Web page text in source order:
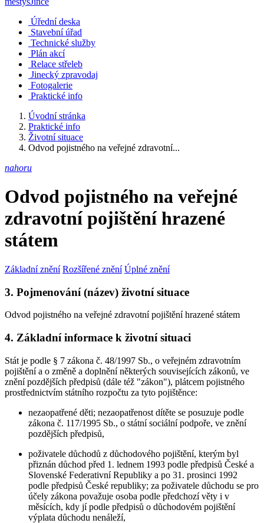
Úřední deska
Stavební úřad
Technické služby
Plán akcí
Relace střeleb
Jinecký zpravodaj
Fotogalerie
Praktické info
Úvodní stránka
Praktické info
Životní situace
Odvod pojistného na veřejné zdravotní...
nahoru
Odvod pojistného na veřejné
zdravotní pojištění hrazené
státem
Základní znění Rozšířené znění Úplné znění
3. Pojmenování (název) životní situace
Odvod pojistného na veřejné zdravotní pojištění hrazené státem
4. Základní informace k životní situaci
Stát je podle § 7 zákona č. 48/1997 Sb., o veřejném zdravotním
pojištění a o změně a doplnění některých souvisejících zákonů, ve
znění pozdějších předpisů (dále též "zákon"), plátcem pojistného
prostřednictvím státního rozpočtu za tyto pojištěnce:
nezaopatřené děti; nezaopatřenost dítěte se posuzuje podle
zákona č. 117/1995 Sb., o státní sociální podpoře, ve znění
pozdějších předpisů,
poživatele důchodů z důchodového pojištění, kterým byl
přiznán důchod před 1. lednem 1993 podle předpisů České a
Slovenské Federativní Republiky a po 31. prosinci 1992
podle předpisů České republiky; za poživatele důchodu se pro
účely zákona považuje osoba podle předchozí věty i v
měsících, kdy jí podle předpisů o důchodovém pojištění
výplata důchodu nenáleží,